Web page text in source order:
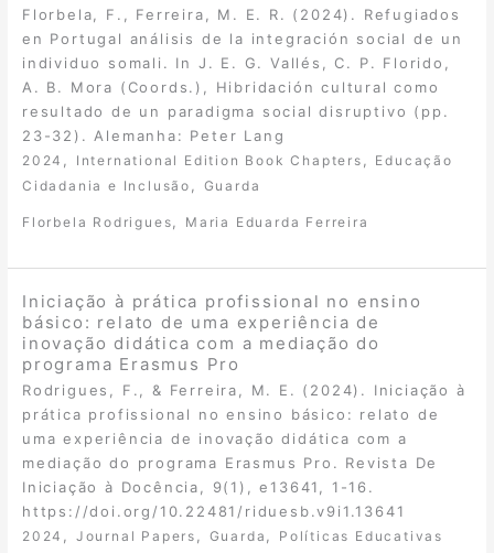
Florbela, F., Ferreira, M. E. R. (2024). Refugiados
en Portugal análisis de la integración social de un
individuo somali. In J. E. G. Vallés, C. P. Florido,
A. B. Mora (Coords.), Hibridación cultural como
resultado de un paradigma social disruptivo (pp.
23-32). Alemanha: Peter Lang
2024 International Edition Book Chapters
Educação
Cidadania e Inclusão
Guarda
Florbela Rodrigues Maria Eduarda Ferreira
Iniciação à prática profissional no ensino
básico: relato de uma experiência de
inovação didática com a mediação do
programa Erasmus Pro
Rodrigues, F., & Ferreira, M. E. (2024). Iniciação à
prática profissional no ensino básico: relato de
uma experiência de inovação didática com a
mediação do programa Erasmus Pro. Revista De
Iniciação à Docência, 9(1), e13641, 1-16.
https://doi.org/10.22481/riduesb.v9i1.13641
2024 Journal Papers Guarda
Políticas Educativas